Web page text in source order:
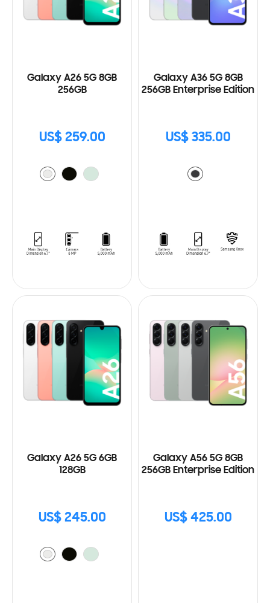
Galaxy A26 5G 8GB
256GB
US$ 259.00
Galaxy A36 5G 8GB
256GB Enterprise Edition
US$ 335.00
Galaxy A26 5G 6GB
128GB
US$ 245.00
Galaxy A56 5G 8GB
256GB Enterprise Edition
US$ 425.00